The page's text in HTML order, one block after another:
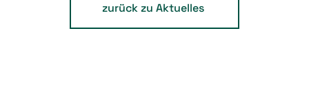
zurück zu Aktuelles